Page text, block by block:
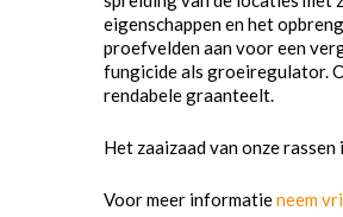
eigenschappen en het
proefvelden aan voor een
fungicide als groeiregulator.
rendabele graanteelt.
Het zaaizaad van onze
Voor meer informatieneem